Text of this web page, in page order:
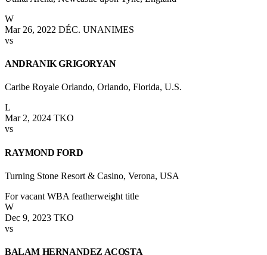
W
Mar 26, 2022 DÉC. UNANIMES
vs
ANDRANIK GRIGORYAN
Caribe Royale Orlando, Orlando, Florida, U.S.
L
Mar 2, 2024 TKO
vs
RAYMOND FORD
Turning Stone Resort & Casino, Verona, USA
For vacant WBA featherweight title
W
Dec 9, 2023 TKO
vs
BALAM HERNANDEZ ACOSTA